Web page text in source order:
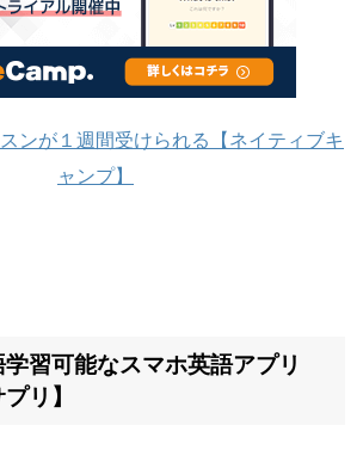
ンが１週間受けられる【ネイティブキ
ャンプ】
習可能なスマホ英語アプリ
リ】